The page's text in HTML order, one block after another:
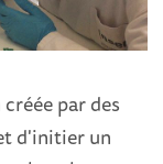
par des
d'initier un